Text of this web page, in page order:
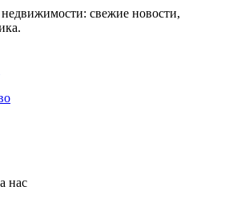
свежие новости,
нас